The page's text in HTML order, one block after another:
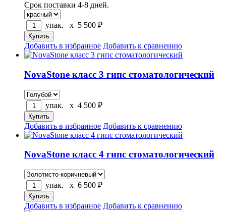
Срок поставки 4-8 дней.
упак. x 5 500 ₽
Добавить в избранное Добавить к сравнению
NovaStone класс 3 гипс стоматологический
упак. x 4 500 ₽
Добавить в избранное Добавить к сравнению
NovaStone класс 4 гипс стоматологический
упак. x 6 500 ₽
Добавить в избранное Добавить к сравнению